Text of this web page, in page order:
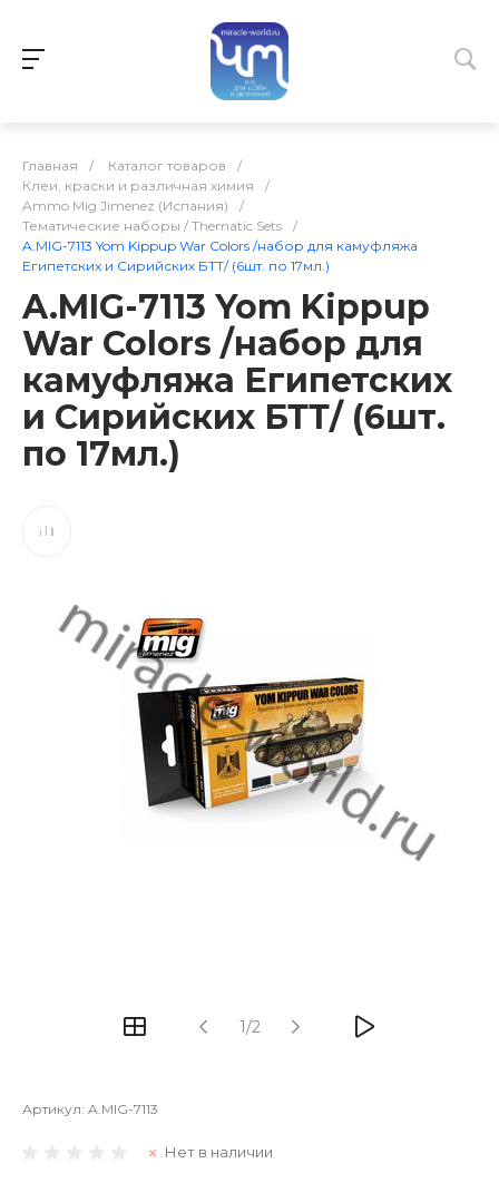
Главная / Каталог товаров
/
Клеи, краски и различная химия
/
Ammo Mig Jimenez (Испания)
/
Тематические наборы / Thematic Sets
/
A.MIG-7113 Yom Kippup War Colors /набор для камуфляжа
Египетских и Сирийских БТТ/ (6шт. по 17мл.)
A.MIG-7113 Yom Kippup
War Colors /набор для
камуфляжа Египетских
и Сирийских БТТ/ (6шт.
по 17мл.)
1/2
Артикул: A.MIG-7113
Нет в наличии